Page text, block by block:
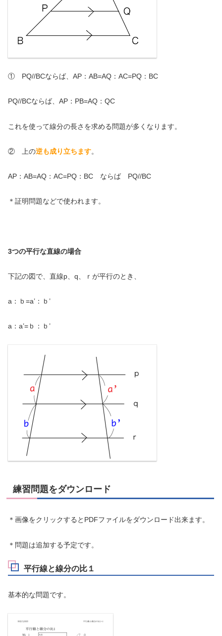
① PQ//BCならば、AP：AB=AQ：AC=PQ：BC
PQ//BCならば、AP：PB=AQ：QC
これを使って線分の長さを求める問題が多くなります。
② 上の逆も成り立ちます。
AP：AB=AQ：AC=PQ：BC ならば PQ//BC
＊証明問題などで使われます。
3つの平行な直線の場合
下記の図で、直線p、q、ｒが平行のとき、
a：ｂ=a’：ｂ’
a：a’=ｂ：ｂ’
練習問題をダウンロード
＊画像をクリックするとPDFファイルをダウンロード出来ます。
＊問題は追加する予定です。
平行線と線分の比１
基本的な問題です。